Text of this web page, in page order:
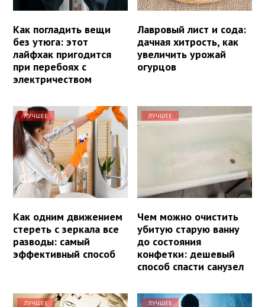
Как погладить вещи
без утюга: этот
лайфхак пригодится
при перебоях с
электричеством
Лавровый лист и сода:
дачная хитрость, как
увеличить урожай
огурцов
ЛУЧШЕЕ
Как одним движением
стереть с зеркала все
разводы: самый
эффективный способ
ЛУЧШЕЕ
Чем можно очистить
убитую старую ванну
до состояния
конфетки: дешевый
способ спасти санузел
ЛУЧШЕЕ ЛУЧШЕЕ